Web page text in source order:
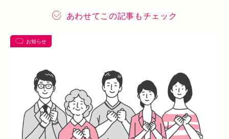
あい通信
対応できる症状 上本町 土・祝営業 ダイエット
ふくらはぎ ストレス 背骨 腱鞘炎 腕
シワ・シミ・たるみ 手首 谷9 寒暖差 梅雨
あわせてこの記事もチェック
お知らせ